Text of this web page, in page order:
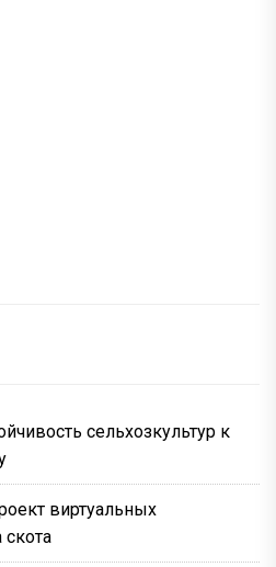
сельхозкультур к
виртуальных